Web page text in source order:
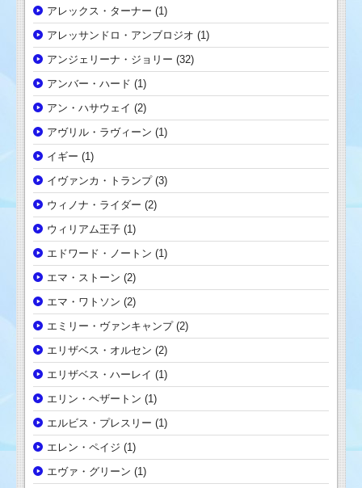
アレックス・ターナー (1)
アレッサンドロ・アンブロジオ (1)
アンジェリーナ・ジョリー (32)
アンバー・ハード (1)
アン・ハサウェイ (2)
アヴリル・ラヴィーン (1)
イギー (1)
イヴァンカ・トランプ(3)
ウィノナ・ライダー (2)
ウィリアム王子 (1)
エドワード・ノートン (1)
エマ・ストーン (2)
エマ・ワトソン (2)
エミリー・ヴァンキャンプ(2)
エリザベス・オルセン (2)
エリザベス・ハーレイ (1)
エリン・ヘザートン (1)
エルビス・プレスリー (1)
エレン・ペイジ (1)
エヴァ・グリーン (1)